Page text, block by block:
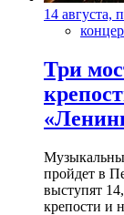
14 августа,
Три
пройдет в
выступят
крепости и